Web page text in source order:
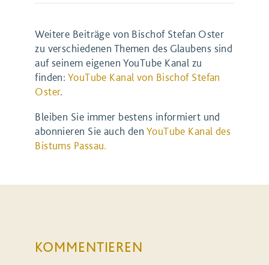
Weitere Beiträge von Bischof Stefan Oster
zu verschiedenen Themen des Glaubens sind
auf seinem eigenen YouTube Kanal zu
finden: YouTube Kanal von Bischof Stefan
Oster.
Bleiben Sie immer bestens informiert und
abonnieren Sie auch den YouTube Kanal des
Bistums Passau.
KOMMENTIEREN